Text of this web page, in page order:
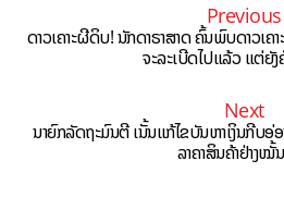
Previous
ດາວເຄາະຜີດິບ! ນັກດາຣາສາດ ຄົ້ນພົບດາວເ
ຈະລະເບີດໄປແລ້ວ ແຕ່ຍັ
Next
ນາຍົກລັດຖະມົນຕີ ເນັ້ນແກ້ໄຂບັນຫາເງິນກີບອ່
ລາຄາສິນຄ້າຢ່າງໝັ້